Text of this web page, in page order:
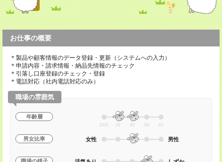
お仕事の概要
＊製品や顧客情報のデータ登録・更新（システムへの入力）
＊申請内容・請求情報・納品先情報のチェック
＊引落し口座登録のチェック・登録
＊電話対応（社内電話対応のみ）
職場の雰囲気
年齢層
20代 30 40 50 60
男女比率 女性 男性